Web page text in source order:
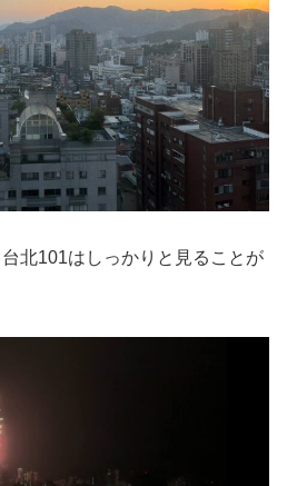
北101はしっかりと見ることが